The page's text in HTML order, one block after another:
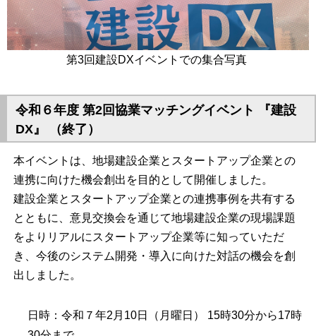
第3回建設DXイベントでの集合写真
令和６年度 第2回協業マッチングイベント 『建設
DX』 （終了）
本イベントは、地場建設企業とスタートアップ企業との
連携に向けた機会創出を目的として開催しました。
建設企業とスタートアップ企業との連携事例を共有する
とともに、意見交換会を通じて地場建設企業の現場課題
をよりリアルにスタートアップ企業等に知っていただ
き、今後のシステム開発・導入に向けた対話の機会を創
出しました。
日時：令和７年2月10日（月曜日） 15時30分から17時